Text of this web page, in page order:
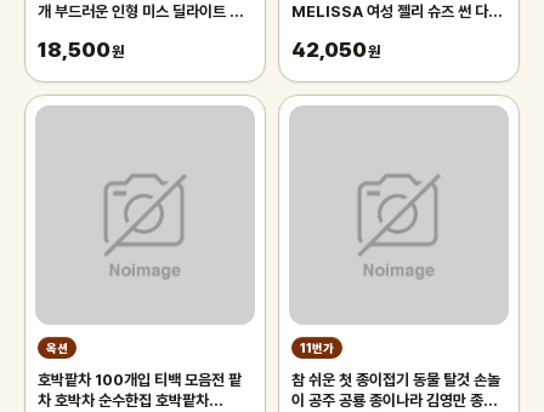
개 부드러운 인형 미스 딜라이트 장
18,500원
MELISSA 여성 젤리 슈즈 썬 다운
MSWCD2TSDP11
42,050원
옥션
호박팥차 100개입 티백 모음전 팥
차 호박차 순수한집 호박팥차
11번가
참 쉬운 첫 종이접기 동물 탈것 손놀
이 공주 공룡 종이나라 김영만 종이